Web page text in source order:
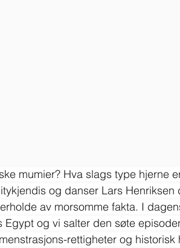
mumier? Hva slags type hjerne
og danser Lars
av morsomme fakta. I
Egypt og vi salter den søte
rettigheter og